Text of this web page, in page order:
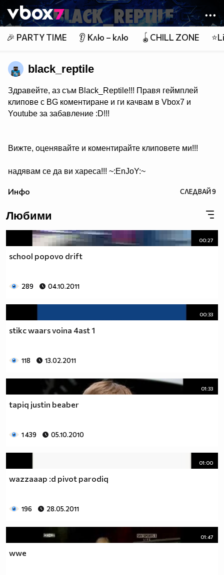
👾
🎉 PARTY TIME 👂 Клю – клю 🪀CHILL ZONE
black_reptile
Здравейте, аз съм Black_Reptile!!! Правя геймплей
клипове с BG коментиране и ги качвам в Vbox7 и
Youtube за забавление :D!!!
Вижте, оценявайте и коментирайте клиповете ми!!!
надявам се да ви хареса!!! ~:EnJoY:~
Инфо СЛЕДВАЙ9
Любими
00:27
school popovo drift
289 04.10.2011
00:33
stikc waars voina 4ast 1
118 13.02.2011
01:33
tapiq justin beaber
1 439 05.10.2010
01:00
wazzaaap :d pivot parodiq
196 28.05.2011
01:47
wwe